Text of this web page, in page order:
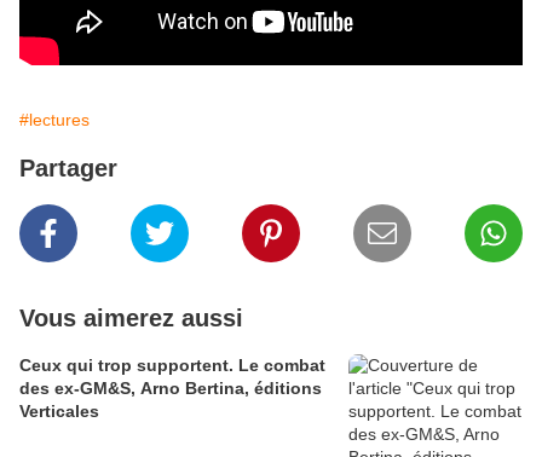
#lectures
Partager
Vous aimerez aussi
Ceux qui trop supportent. Le combat
des ex-GM&S, Arno Bertina, éditions
Verticales